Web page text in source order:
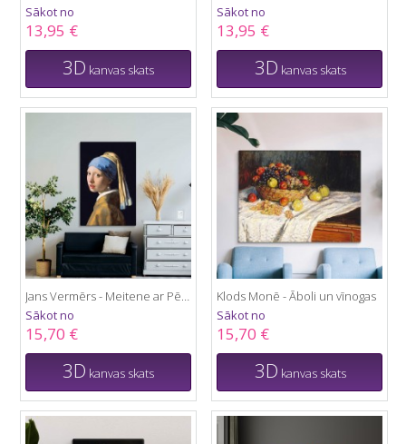
Sākot no
13,95 €
3D kanvas skats
Sākot no
13,95 €
3D kanvas skats
Jans Vermērs - Meitene ar Pērļu Auskaru
Sākot no
15,70 €
3D kanvas skats
Klods Monē - Āboli un vīnogas
Sākot no
15,70 €
3D kanvas skats